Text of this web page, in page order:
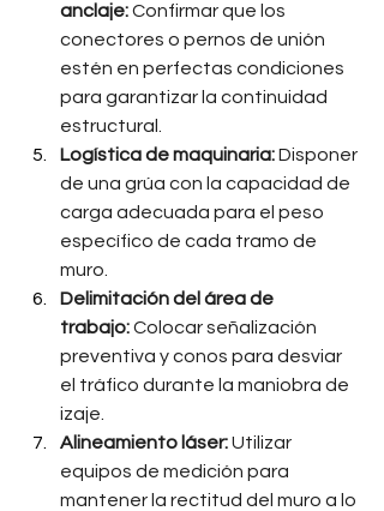
anclaje: Confirmar que los
conectores o pernos de unión
estén en perfectas condiciones
para garantizar la continuidad
estructural.
Logística de maquinaria: Disponer
de una grúa con la capacidad de
carga adecuada para el peso
específico de cada tramo de
muro.
Delimitación del área de
trabajo: Colocar señalización
preventiva y conos para desviar
el tráfico durante la maniobra de
izaje.
Alineamiento láser: Utilizar
equipos de medición para
mantener la rectitud del muro a lo